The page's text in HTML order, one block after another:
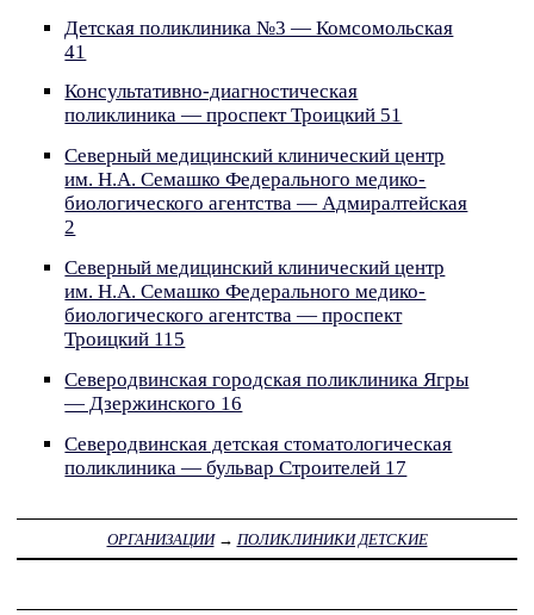
Детская поликлиника №3 — Комсомольская
41
Консультативно-диагностическая
поликлиника — проспект Троицкий 51
Северный медицинский клинический центр
им. Н.А. Семашко Федерального медико-
биологического агентства — Адмиралтейская
2
Северный медицинский клинический центр
им. Н.А. Семашко Федерального медико-
биологического агентства — проспект
Троицкий 115
Северодвинская городская поликлиника Ягры
— Дзержинского 16
Северодвинская детская стоматологическая
поликлиника — бульвар Строителей 17
ОРГАНИЗАЦИИ→ ПОЛИКЛИНИКИ ДЕТСКИЕ